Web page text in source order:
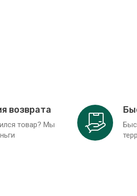
возврата
товар? Мы